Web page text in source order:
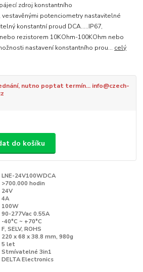
zdroj konstantního
vestavěnými potenciometry nastavitelné
konstantní proud DCA.....IP67,
rezistorem 10KOhm-100KOhm nebo
nastavení konstantního prou... celý
nutno poptat termín... info@czech-
do košíku
LNE-24V100WDCA
>700.000 hodin
24V
4A
100W
90-277Vac 0.55A
-40°C ~ +70°C
F, SELV, ROHS
220 x 68 x 38.8 mm, 980g
5 let
Stmívatelné 3in1
DELTA Electronics